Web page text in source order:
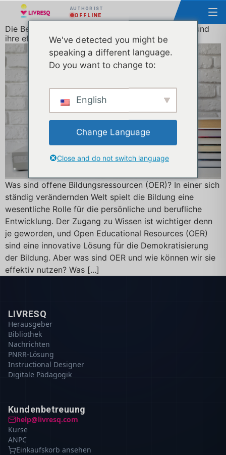
AUTHOR IST
OFFLINE
Die Bedeutung offener Bildungsressourcen (OER) und
ihre effektive Nutzung
Was sind offene Bildungsressourcen (OER)? In einer sich
ständig verändernden Welt spielt die Bildung eine
wesentliche Rolle für die persönliche und berufliche
Entwicklung. Der Zugang zu Wissen ist wichtiger denn
je geworden, und Open Educational Resources (OER)
sind eine innovative Lösung für die Demokratisierung
der Bildung. Aber was sind OER und wie können wir sie
effektiv nutzen? Was [...]
LIVRESQ
Herausgeber
Bibliothek
Nachrichten
PNRR-Lösung
Instructional Designer
Digitale Pädagogik
Kundenbetreuung
help@livresq.com
Kurse
ANPC
Einkaufskorb ansehen
We've detected you might be
speaking a different language.
Do you want to change to:
English
Change Language
Close and do not switch language